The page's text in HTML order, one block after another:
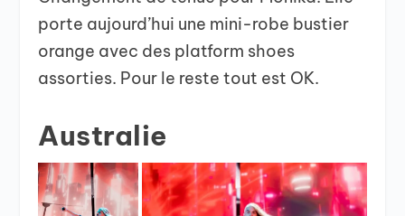
porte aujourd’hui une mini-robe bustier
orange avec des platform shoes
assorties. Pour le reste tout est OK.
Australie